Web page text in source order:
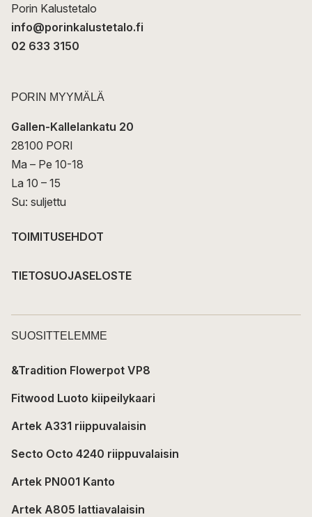
Porin Kalustetalo
info@porinkalustetalo.fi
02 633 3150
PORIN MYYMÄLÄ
Gallen-Kallelankatu 20
28100 PORI
Ma – Pe 10-18
La 10 – 15
Su: suljettu
TOIMITUSEHDOT
TIETOSUOJASELOSTE
SUOSITTELEMME
&Tradition Flowerpot VP8
Fitwood Luoto kiipeilykaari
Artek A331 riippuvalaisin
Secto Octo 4240 riippuvalaisin
Artek PN001 Kanto
Artek A805 lattiavalaisin